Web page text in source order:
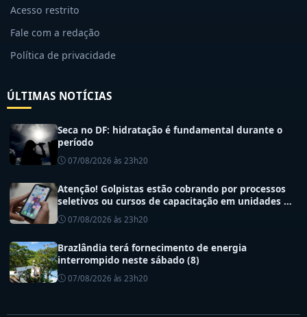
Acesso restrito
Fale com a redação
Política de privacidade
ÚLTIMAS NOTÍCIAS
Seca no DF: hidratação é fundamental durante o
período
07/08/2026 às 23h20
Atenção! Golpistas estão cobrando por processos
seletivos ou cursos de capacitação em unidades de
07/08/2026 às 23h20
Brazlândia terá fornecimento de energia
interrompido neste sábado (8)
07/08/2026 às 23h20